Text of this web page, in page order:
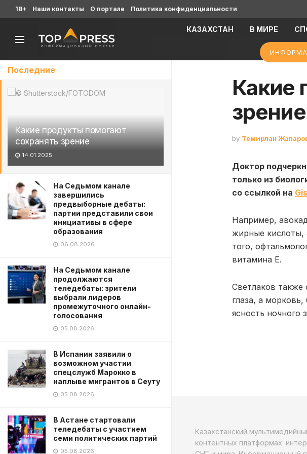
Последние
Какие продукты помогают
сохранять зрение
14.01.2025
На Седьмом канале
завершились
предвыборные дебаты:
партии представили свои
инициативы в сфере
образования
06.08.2026
На Седьмом канале
продолжаются
теледебаты: зрители
выбрали лидеров
промежуточного онлайн-
голосования
05.08.2026
В Испании заявили о
возможном участии
спецслужб Марокко в
наплыве мигрантов в Сеуту
05.08.2026
В Астане стартовали
теледебаты с участием
семи политических партий
05.08.2026
18+ Наши контакты О портале Политика конфиденциальности
КАЗАХСТАН В МИРЕ
Какие
зрение
by Темирлан
Доктор
только из
со ссылкой на
Например,
жирные кислоты,
того,
витамина Е.
Светлаков
глаза, а
ясность ночного
Казахстанский
контентных платформах: